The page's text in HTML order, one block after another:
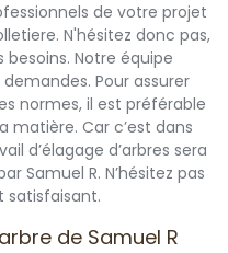
de votre projet
N'hésitez donc pas,
Notre équipe
Pour assurer
normes, il est préférable
matière. Car c’est dans
d’élagage d’arbres sera
Samuel R. N’hésitez pas
satisfaisant.
de Samuel R